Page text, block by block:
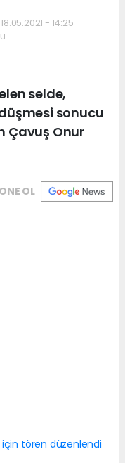
- 14:25
selde,
sonucu
Çavuş Onur
OL